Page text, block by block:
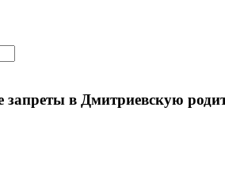
в Дмитриевскую